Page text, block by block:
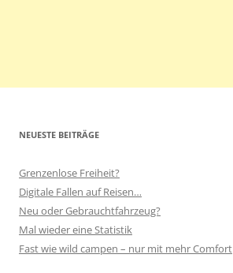
NEUESTE BEITRÄGE
Grenzenlose Freiheit?
Digitale Fallen auf Reisen…
Neu oder Gebrauchtfahrzeug?
Mal wieder eine Statistik
Fast wie wild campen – nur mit mehr Comfort